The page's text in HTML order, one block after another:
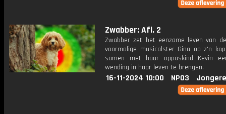
Zwabber: Afl. 2
Zwabber zet het eenzame leven van
voormalige musicalster Gina op z'n
samen met haar oppaskind Kevin
wending in haar leven te brengen.
16-11-2024 10:00 NPO3